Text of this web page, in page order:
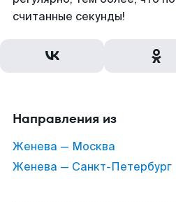
считанные секунды!
Направления из
Женева — Москва
Женева — Санкт-Петербург